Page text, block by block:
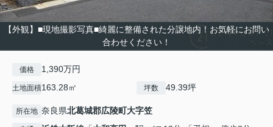
【外観】■現地撮影写真■綺麗に整備された分譲地内！お気軽にお問い
合わせください！
価格 1,390万円
土地面積163.28㎡ 坪数 49.39坪
所在地 奈良県北葛城郡広陵町大字笠